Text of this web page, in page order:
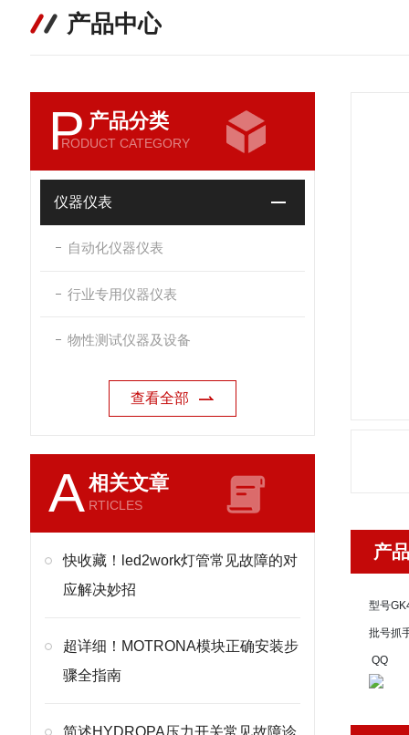
产品中心
P 产品分类
RODUCT CATEGORY
仪器仪表
自动化仪器仪表
行业专用仪器仪表
物性测试仪器及设备
查看全部
A相关文章
RTICLES
快收藏！led2work灯管常见故障的对
应解决妙招
超详细！MOTRONA模块正确安装步
骤全指南
简述HYDROPA压力开关常见故障诊
产
型号
批号抓
QQ